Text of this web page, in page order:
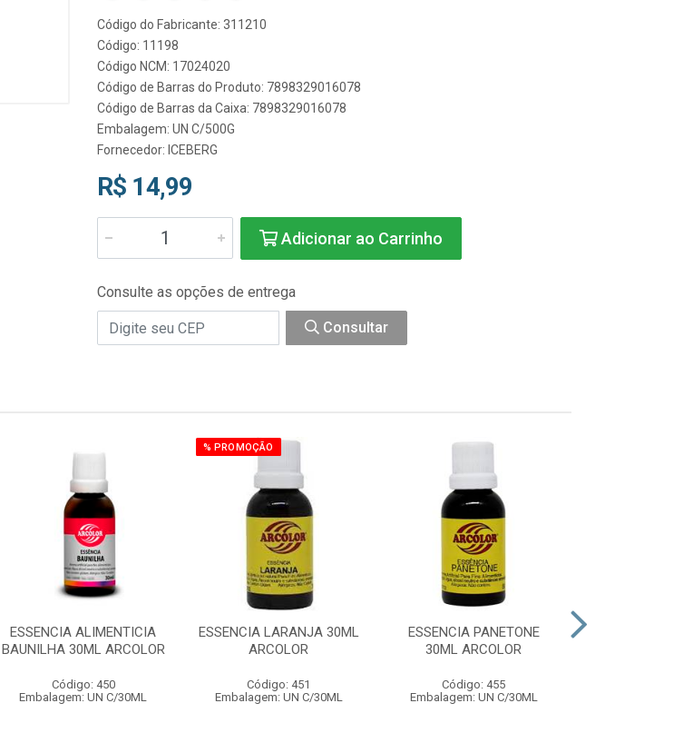
Código do Fabricante: 311210
Código: 11198
Código NCM: 17024020
Código de Barras do Produto: 7898329016078
Código de Barras da Caixa: 7898329016078
Embalagem: UN C/500G
Fornecedor: ICEBERG
R$ 14,99
Adicionar ao Carrinho
Consulte as opções de entrega
Consultar
ESSENCIA ALIMENTICIA
BAUNILHA 30ML ARCOLOR
Código: 450
Embalagem: UN C/30ML
% PROMOÇÃO
ESSENCIA LARANJA 30ML
ARCOLOR
Código: 451
Embalagem: UN C/30ML
ESSENCIA PANETONE
30ML ARCOLOR
Código: 455
Embalagem: UN C/30ML